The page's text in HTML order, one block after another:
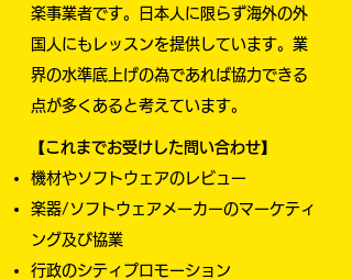
楽事業者です。日本人に限らず海外の外
国人にもレッスンを提供しています。業
界の水準底上げの為であれば協力できる
点が多くあると考えています。
【これまでお受けした問い合わせ】
​機材やソフトウェアのレビュー
楽器/ソフトウェアメーカーのマーケティ
ング及び協業
​行政のシティプロモーション